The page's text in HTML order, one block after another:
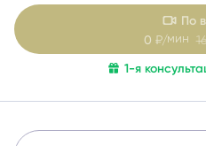
По
0 ₽/мин
1-я